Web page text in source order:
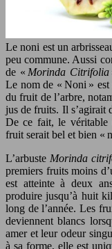
Le noni est un
peu commune. Aussi
de « Morinda Citrifolia
Le nom de « Noni » est
du fruit de l’arbre,
jus de fruits. Il s’agirait
De ce fait, le véritable
fruit serait bel et bien «
L’arbuste Morinda
premiers fruits moins
est atteinte à deux
produire jusqu’à huit
long de l’année. Les
deviennent blancs
amer et leur odeur
à sa forme, elle est